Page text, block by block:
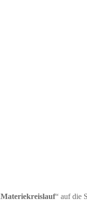
Materiekreislauf“ auf die